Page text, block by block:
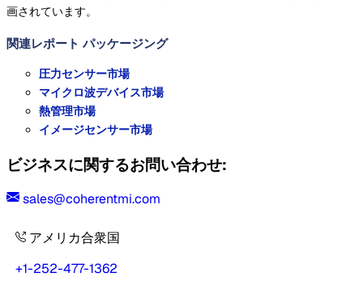
画されています。
関連レポート パッケージング
圧力センサー市場
マイクロ波デバイス市場
熱管理市場
イメージセンサー市場
ビジネスに関するお問い合わせ:
sales@coherentmi.com
アメリカ合衆国
+1-252-477-1362